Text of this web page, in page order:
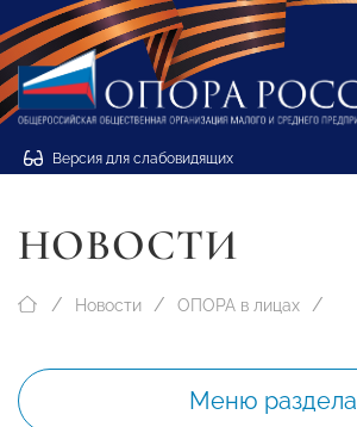
Версия для слабовидящих
НОВОСТИ
Новости ОПОРА в лицах
Меню раздела